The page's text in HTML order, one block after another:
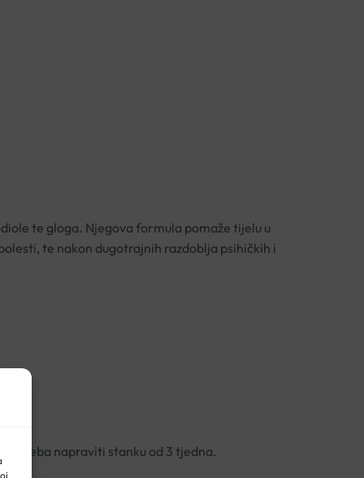
te gloga. Njegova formula pomaže tijelu u
te nakon dugotrajnih razdoblja psihičkih i
treba napraviti stanku od 3 tjedna.